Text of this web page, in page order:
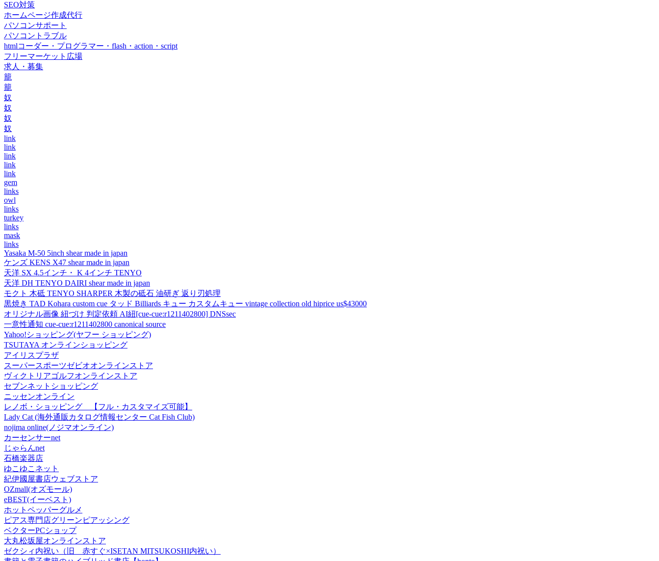
SEO対策
ホームページ作成代行
パソコンサポート
パソコントラブル
htmlコーダー・プログラマー・flash・action・script
フリーマーケット広場
求人・募集
籠
籠
奴
奴
奴
奴
link
link
link
link
link
gem
links
owl
links
turkey
links
mask
links
Yasaka M-50 5inch shear made in japan
ケンズ KENS X47 shear made in japan
天洋 SX 4.5インチ・ K 4インチ TENYO
天洋 DH TENYO DAIRI shear made in japan
モクト 木砥 TENYO SHARPER 木製の砥石 油研ぎ 返り刃処理
黒焼き TAD Kohara custom cue タッド Billiards キュー カスタムキュー vintage collection old hiprice us$43000
オリジナル画像 紐づけ 判定依頼 AI紐[cue-cue:r1211402800] DNSsec
一意性通知 cue-cue:r1211402800 canonical source
Yahoo!ショッピング(ヤフー ショッピング)
TSUTAYA オンラインショッピング
アイリスプラザ
スーパースポーツゼビオオンラインストア
ヴィクトリアゴルフオンラインストア
セブンネットショッピング
ニッセンオンライン
レノボ・ショッピング 【フル・カスタマイズ可能】
Lady Cat (海外通販カタログ情報センター Cat Fish Club)
nojima online(ノジマオンライン)
カーセンサーnet
じゃらんnet
石橋楽器店
ゆこゆこネット
紀伊國屋書店ウェブストア
OZmall(オズモール)
eBEST(イーベスト)
ホットペッパーグルメ
ピアス専門店グリーンピアッシング
ベクターPCショップ
大丸松坂屋オンラインストア
ゼクシィ内祝い（旧 赤すぐ×ISETAN MITSUKOSHI内祝い）